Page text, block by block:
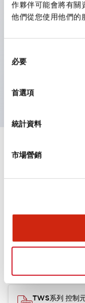
作夥伴可能會將有關
他們從您使用他們的
必要
首選項
統計資料
市場營銷
不需要端子蓋。（
去每種顏色分開的
UL、CSA、TÜV、
文件和檔案
TWS系列 控制
2025/11/04
TWS系列 控制